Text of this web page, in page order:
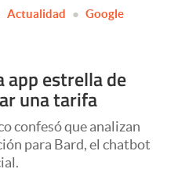
Actualidad Google
app estrella de
una tarifa
confesó que analizan
para Bard, el chatbot